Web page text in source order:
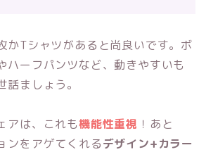
かTシャツがあると尚良いです。ボ
ハーフパンツなど、動きやすいも
ましょう。
アは、これも機能性重視 ！あと
ンをアゲてくれるデザイン+カラー